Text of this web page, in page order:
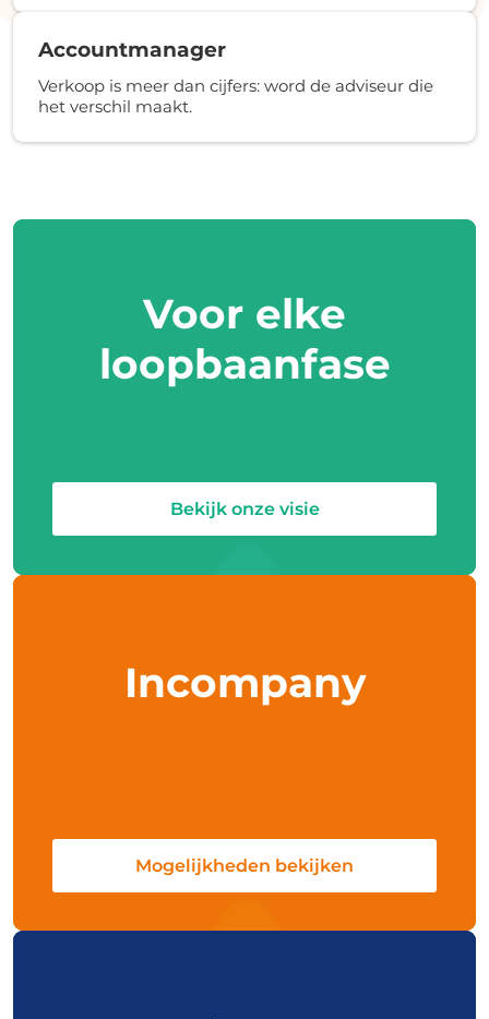
Accountmanager
Verkoop is meer dan cijfers: word de adviseur die
het verschil maakt.
Voor elke
loopbaanfase
Bekijk onze visie
Incompany
Mogelijkheden bekijken